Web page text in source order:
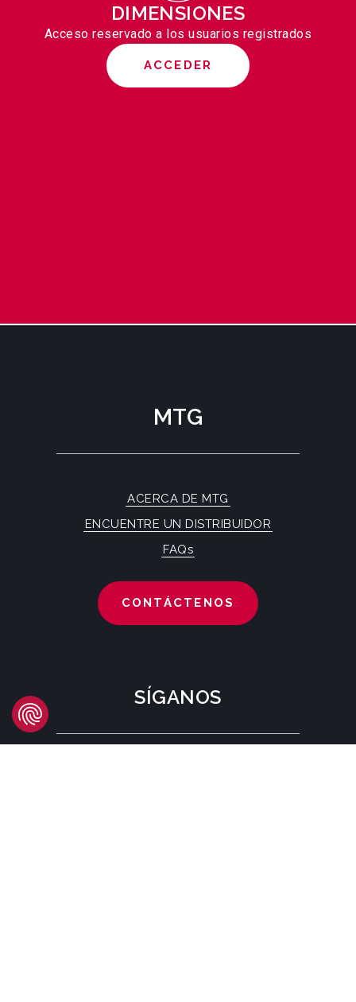
DIMENSIONES
Acceso reservado a los usuarios registrados
ACCEDER
MTG
ACERCA DE MTG
ENCUENTRE UN DISTRIBUIDOR
FAQs
CONTÁCTENOS
SÍGANOS